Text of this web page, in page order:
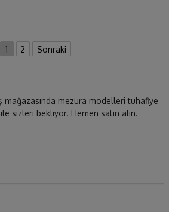
1 2 Sonraki
mağazasında mezura modelleri tuhafiye
sizleri bekliyor. Hemen satın alın.